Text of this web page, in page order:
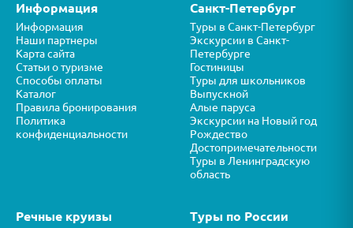
Информация
Информация
Наши партнеры
Карта сайта
Статьи о туризме
Способы оплаты
Каталог
Правила бронирования
Политика
конфиденциальности
Санкт-Петербург
Туры в Санкт-Петербург
Экскурсии в Санкт-
Петербурге
Гостиницы
Туры для школьников
Выпускной
Алые паруса
Экскурсии на Новый год
Рождество
Достопримечательности
Туры в Ленинградскую
область
Речные круизы Туры по России